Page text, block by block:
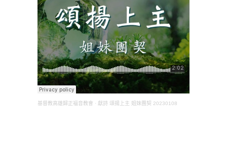
基督教高雄歸正福音教會 · 獻詩 頌揚上主 姐妹團契 20230108